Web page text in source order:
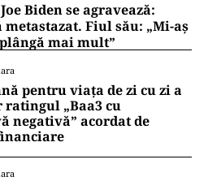
Biden se agravează:
metastazat. Fiul său: „Mi-aș
mai mult”
pentru viața de zi cu zi a
„Baa3 cu
negativă” acordat de